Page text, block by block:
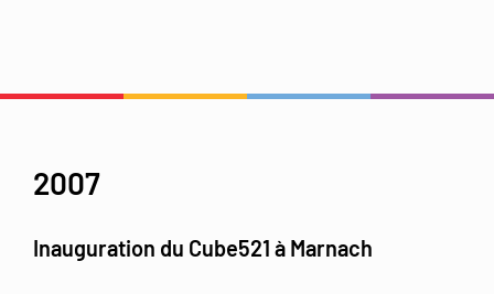
2007
Inauguration du Cube521 à Marnach